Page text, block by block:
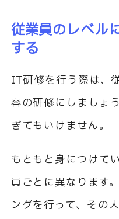
従業員のレベル
する
IT研修を行う際は、
容の研修にしましょ
ぎてもいけません。
もともと身につけて
員ごとに異なります
ングを行って、その